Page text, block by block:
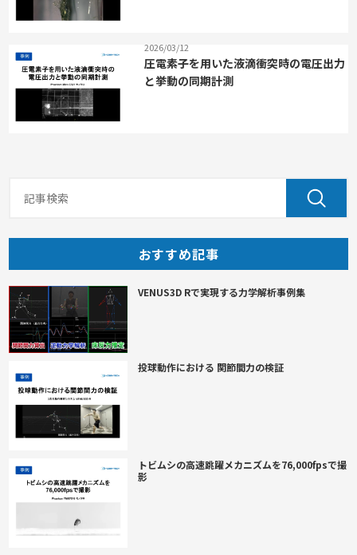
2026/03/12
圧電素子を用いた液滴衝突時の電圧出力
と挙動の同期計測
おすすめ記事
VENUS3D Rで実現する力学解析事例集
投球動作における 関節間力の検証
トビムシの高速跳躍メカニズムを76,000fpsで撮
影